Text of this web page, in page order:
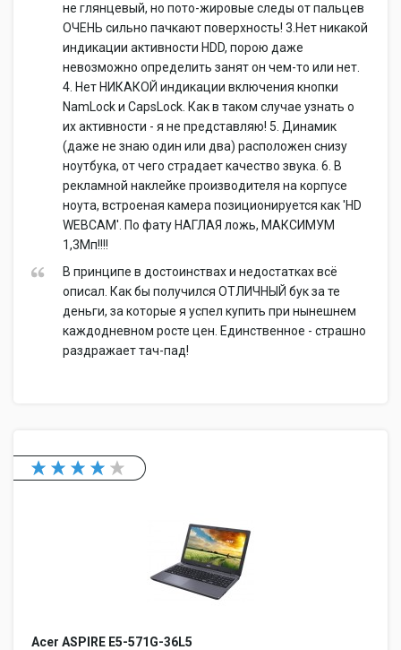
не глянцевый, но пото-жировые следы от пальцев
ОЧЕНЬ сильно пачкают поверхность! 3.Нет никакой
индикации активности HDD, порою даже
невозможно определить занят он чем-то или нет.
4. Нет НИКАКОЙ индикации включения кнопки
NamLock и CapsLock. Как в таком случае узнать о
их активности - я не представляю! 5. Динамик
(даже не знаю один или два) расположен снизу
ноутбука, от чего страдает качество звука. 6. В
рекламной наклейке производителя на корпусе
ноута, встроеная камера позиционируется как 'HD
WEBCAM'. По фату НАГЛАЯ ложь, МАКСИМУМ
1,3Мп!!!!
В принципе в достоинствах и недостатках всё
описал. Как бы получился ОТЛИЧНЫЙ бук за те
деньги, за которые я успел купить при нынешнем
каждодневном росте цен. Единственное - страшно
раздражает тач-пад!
Acer ASPIRE E5-571G-36L5